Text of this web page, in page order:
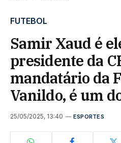
FUTEBOL
Samir Xaud é
presidente da
mandatário da
Vanildo, é um
25/05/2025, 13:40 ESPORTES